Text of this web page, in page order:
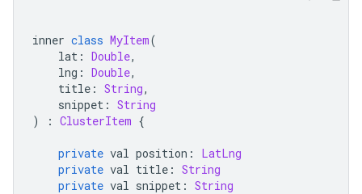
inner class MyItem(
lat : Double,
lng : Double,
title : String,
snippet : String
)
: ClusterItem {
private val position :
LatLng
private val title : String
private val snippet : String